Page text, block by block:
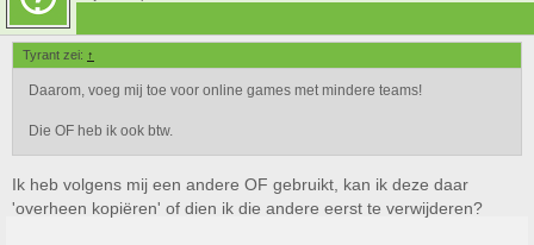
Tyrant zei: ↑
Daarom, voeg mij toe voor online games met mindere teams!
Die OF heb ik ook btw.
Ik heb volgens mij een andere OF gebruikt, kan ik deze daar
'overheen kopiëren' of dien ik die andere eerst te verwijderen?